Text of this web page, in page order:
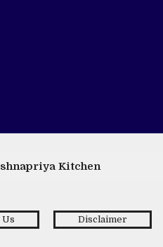
Kitchen
Us Disclaimer